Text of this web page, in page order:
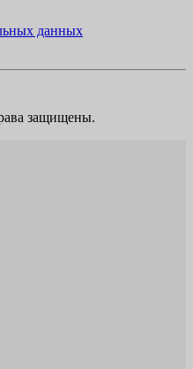
данных
защищены.